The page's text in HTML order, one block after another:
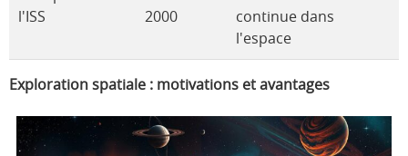
l'ISS
2000
continue dans
l'espace
Exploration spatiale : motivations et avantages